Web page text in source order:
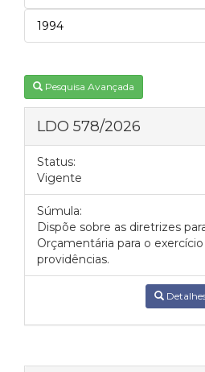
1994
Pesquisa Avançada
LDO 578/2026
Status:
Vigente
Súmula:
Dispõe sobre as diretrizes
Orçamentária para o
providências.